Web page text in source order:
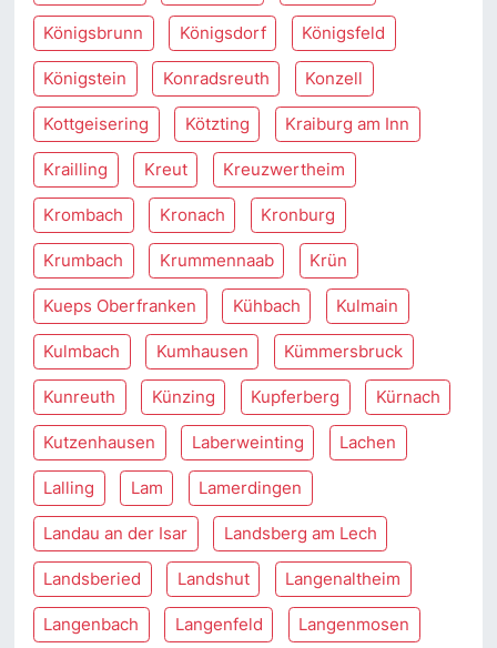
Königsbrunn Königsdorf Königsfeld
Königstein Konradsreuth Konzell
Kottgeisering Kötzting Kraiburg am Inn
Krailling Kreut Kreuzwertheim
Krombach Kronach Kronburg
Krumbach Krummennaab Krün
Kueps Oberfranken Kühbach Kulmain
Kulmbach Kumhausen Kümmersbruck
Kunreuth Künzing Kupferberg Kürnach
Kutzenhausen Laberweinting Lachen
Lalling Lam Lamerdingen
Landau an der Isar Landsberg am Lech
Landsberied Landshut Langenaltheim
Langenbach Langenfeld Langenmosen